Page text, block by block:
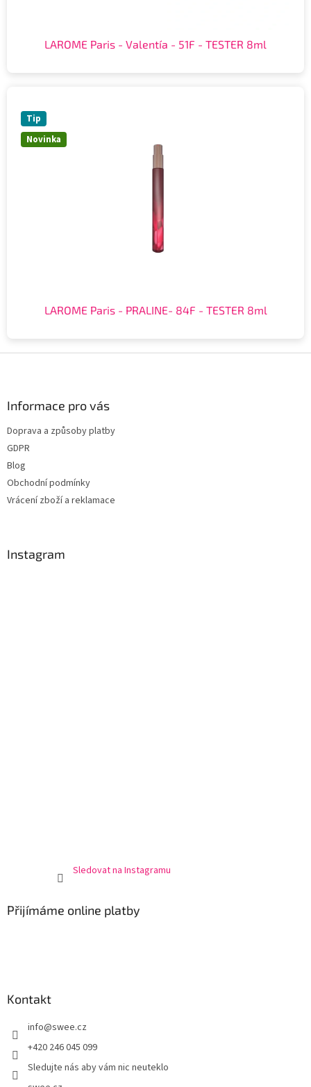
LAROME Paris - Valentía - 51F - TESTER 8ml
Novinka
Tip
LAROME Paris - PRALINE- 84F - TESTER 8ml
Informace pro vás
Doprava a způsoby platby
GDPR
Blog
Obchodní podmínky
Vrácení zboží a reklamace
Instagram
Sledovat na Instagramu
Přijímáme online platby
Kontakt
info@swee.cz
+420 246 045 099
Sledujte nás aby vám nic neuteklo